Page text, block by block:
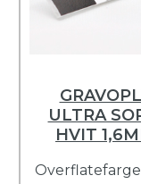
ULTRA
HVIT